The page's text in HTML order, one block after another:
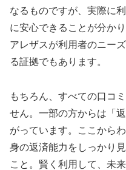
なるものですが、実際に
に安心できることが分か
アレザスが利用者のニー
る証拠でもあります。
もちろん、すべての口コ
せん。一部の方からは「
がっています。ここから
身の返済能力をしっかり
こと。賢く利用して、未